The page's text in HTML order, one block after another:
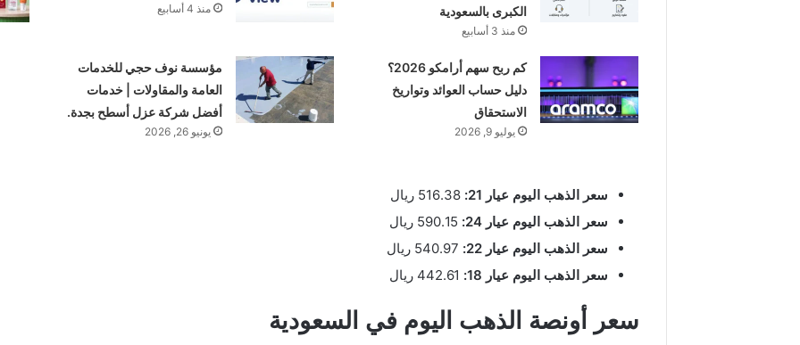
الكبرى بالسعودية
منذ 3 أسابيع
منذ 4 أسابيع
كم ربح سهم أرامكو 2026؟
دليل حساب العوائد وتواريخ
الاستحقاق
يوليو 9, 2026
مؤسسة نوف حجي للخدمات
العامة والمقاولات | خدمات
أفضل شركة عزل أسطح بجدة.
يونيو 26, 2026
سعر الذهب اليوم عيار 21:
516.38 ريال
سعر الذهب اليوم عيار 24:
سعر الذهب اليوم عيار 22:
سعر الذهب اليوم عيار 18:
سعر أونصة الذهب اليوم في السعودية